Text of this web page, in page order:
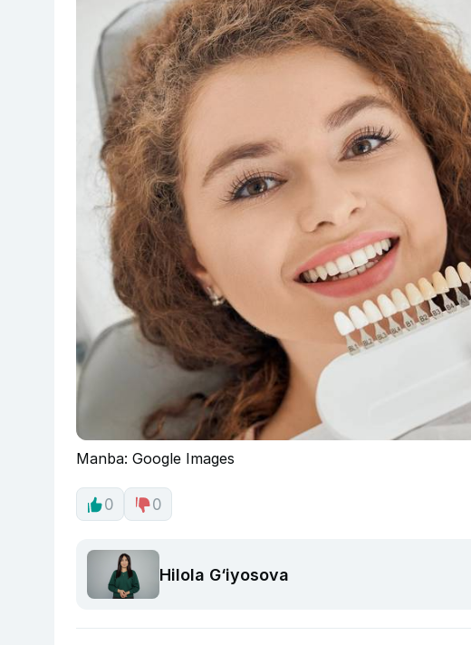
Manba: Google Images
0 0
Hilola G‘iyosova